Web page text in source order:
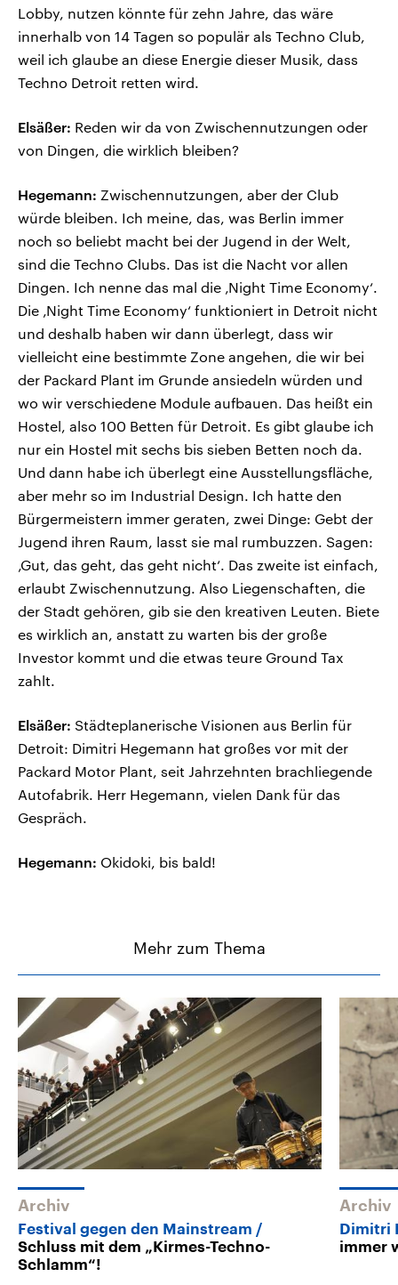
Lobby, nutzen könnte für zehn Jahre, das wäre
innerhalb von 14 Tagen so populär als Techno Club,
weil ich glaube an diese Energie dieser Musik, dass
Techno Detroit retten wird.
Elsäßer: Reden wir da von Zwischennutzungen oder
von Dingen, die wirklich bleiben?
Hegemann: Zwischennutzungen, aber der Club
würde bleiben. Ich meine, das, was Berlin immer
noch so beliebt macht bei der Jugend in der Welt,
sind die Techno Clubs. Das ist die Nacht vor allen
Dingen. Ich nenne das mal die ‚Night Time Economy‘.
Die ‚Night Time Economy‘ funktioniert in Detroit nicht
und deshalb haben wir dann überlegt, dass wir
vielleicht eine bestimmte Zone angehen, die wir bei
der Packard Plant im Grunde ansiedeln würden und
wo wir verschiedene Module aufbauen. Das heißt ein
Hostel, also 100 Betten für Detroit. Es gibt glaube ich
nur ein Hostel mit sechs bis sieben Betten noch da.
Und dann habe ich überlegt eine Ausstellungsfläche,
aber mehr so im Industrial Design. Ich hatte den
Bürgermeistern immer geraten, zwei Dinge: Gebt der
Jugend ihren Raum, lasst sie mal rumbuzzen. Sagen:
‚Gut, das geht, das geht nicht‘. Das zweite ist einfach,
erlaubt Zwischennutzung. Also Liegenschaften, die
der Stadt gehören, gib sie den kreativen Leuten. Biete
es wirklich an, anstatt zu warten bis der große
Investor kommt und die etwas teure Ground Tax
zahlt.
Elsäßer: Städteplanerische Visionen aus Berlin für
Detroit: Dimitri Hegemann hat großes vor mit der
Packard Motor Plant, seit Jahrzehnten brachliegende
Autofabrik. Herr Hegemann, vielen Dank für das
Gespräch.
Hegemann: Okidoki, bis bald!
Mehr zum Thema
Archiv
Festival gegen den Mainstream
Schluss mit dem „Kirmes-Techno-
Schlamm“!
Archiv
Dimitri
immer